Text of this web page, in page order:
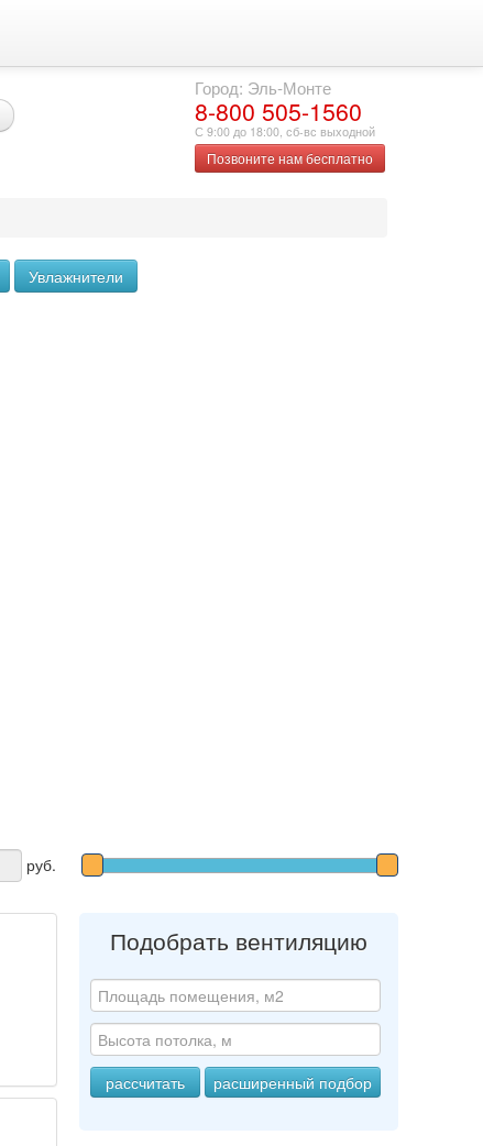
Город: Эль-Монте
8-800 505-1560
С 9:00 до 18:00, сб-вс выходной
Позвоните нам бесплатно
Увлажнители
руб.
Подобрать вентиляцию